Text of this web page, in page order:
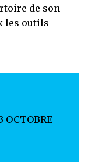
de son
les outils
OCTOBRE